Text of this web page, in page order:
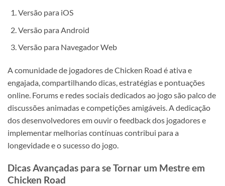
Versão para iOS
Versão para Android
Versão para Navegador Web
A comunidade de jogadores de Chicken Road é ativa e
engajada, compartilhando dicas, estratégias e pontuações
online. Forums e redes sociais dedicados ao jogo são palco de
discussões animadas e competições amigáveis. A dedicação
dos desenvolvedores em ouvir o feedback dos jogadores e
implementar melhorias contínuas contribui para a
longevidade e o sucesso do jogo.
Dicas Avançadas para se Tornar um Mestre em
Chicken Road